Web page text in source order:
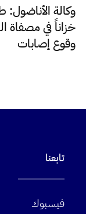
وكالة
خزاناً في مصفاة
وقوع إصابات
تابعنا
فيسبوك